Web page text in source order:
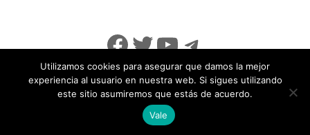
Facebook
Twitter
YouTube
Telegram
info@noticiasseguridad.com Política de Privacidad
Utilizamos cookies para asegurar que damos la mejor
experiencia al usuario en nuestra web. Si sigues utilizando
este sitio asumiremos que estás de acuerdo.
Vale